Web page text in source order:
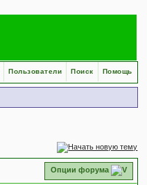
Помощь
Поиск
Пользователи
Опции форума